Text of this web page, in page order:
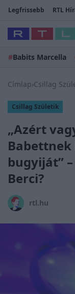
Legfrissebb RTL
#Babits Marcella
Címlap›Csillag
Csillag Születik
„Azért
Babettnek
bugyiját”
Berci?
rtl.hu